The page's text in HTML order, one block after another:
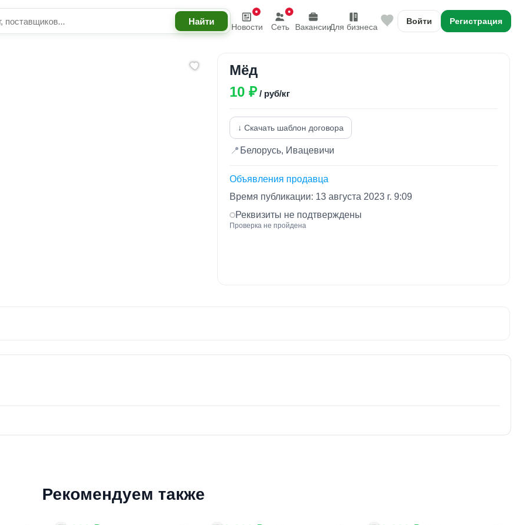
Новости Сеть ВакансииДля бизнеса
Войти Регистрация
Мёд
10 ₽ / руб/кг
↓ Скачать шаблон договора
📍 Белорусь, Ивацевичи
Объявления продавца
Время публикации: 13 августа 2023 г. 9:09
Реквизиты не подтверждены
Проверка не пройдена
Рекомендуем также